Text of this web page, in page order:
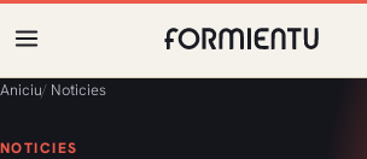
Aniciu/ Noticies
NOTICIES